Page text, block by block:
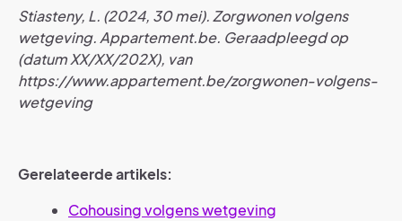
Stiasteny, L. (2024, 30 mei). Zorgwonen volgens
wetgeving. Appartement.be. Geraadpleegd op
(datum XX/XX/202X), van
https://www.appartement.be/zorgwonen-volgens-
wetgeving
Gerelateerde artikels:
Cohousing volgens wetgeving